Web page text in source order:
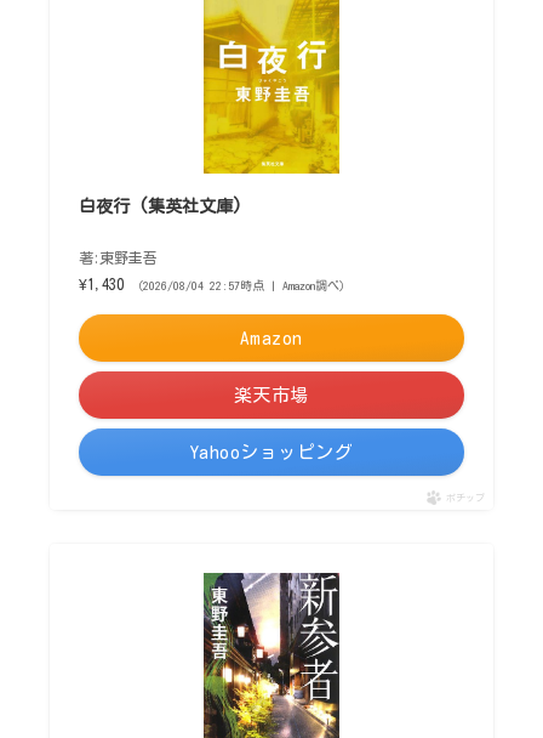
白夜行 (集英社文庫)
著:東野圭吾
¥1,430
（2026/08/04 22:57時点 | Amazon調べ）
Amazon
楽天市場
Yahooショッピング
ポチップ